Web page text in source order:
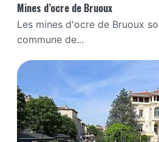
Mines d’ocre de Bruoux
Les mines d'ocre de Bruoux
commune de...